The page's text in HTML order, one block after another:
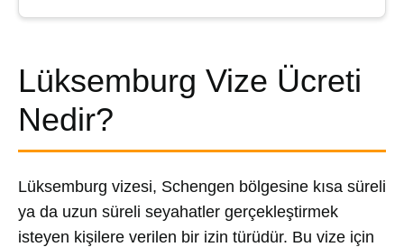
Lüksemburg Vize Ücreti
Nedir?
Lüksemburg vizesi, Schengen bölgesine kısa süreli
ya da uzun süreli seyahatler gerçekleştirmek
isteyen kişilere verilen bir izin türüdür. Bu vize için